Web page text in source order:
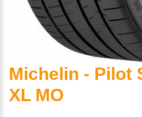
Michelin - Pilot
XL MO